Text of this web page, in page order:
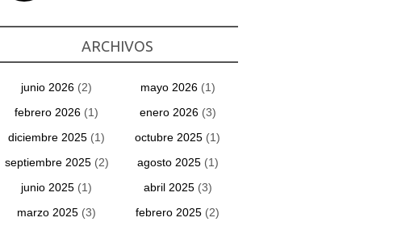
ARCHIVOS
junio 2026 (2) mayo 2026(1)
febrero 2026 (1) enero 2026(3)
diciembre 2025 (1) octubre 2025 (1)
septiembre 2025(2) agosto 2025(1)
junio 2025 (1) abril 2025(3)
marzo 2025 (3) febrero 2025 (2)